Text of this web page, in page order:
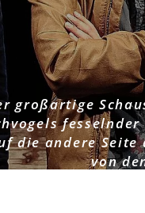
großartige
die andere Seite
von